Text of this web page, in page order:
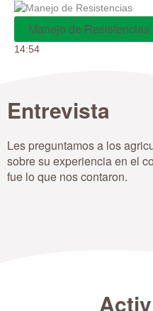
Manejo de Resistencias
14:54
Entrevista
Les preguntamos a los
sobre su experiencia en el
fue lo que nos contaron.